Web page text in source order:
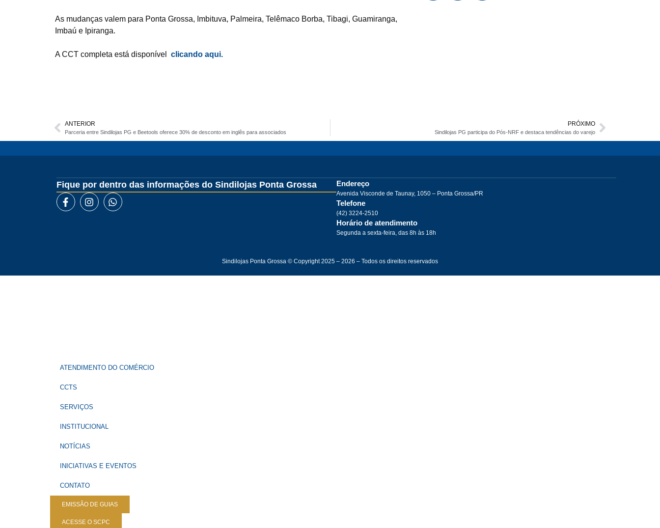
As mudanças valem para Ponta Grossa, Imbituva, Palmeira, Telêmaco Borba, Tibagi, Guamiranga,
Imbaú e Ipiranga.
A CCT completa está disponível clicando aqui.
ANTERIOR
Parceria entre Sindilojas PG e Beetools oferece 30% de desconto em inglês para associados
PRÓXIMO
Sindilojas PG participa do Pós-NRF e destaca tendências do varejo
Fique por dentro das informações do Sindilojas Ponta Grossa Endereço
Avenida Visconde de Taunay, 1050 – Ponta Grossa/PR
Telefone
(42) 3224-2510
Horário de atendimento
Segunda a sexta-feira, das 8h às 18h
Sindilojas Ponta Grossa © Copyright 2025 – 2026 – Todos os direitos reservados
ATENDIMENTO DO COMÉRCIO
CCTS
SERVIÇOS
INSTITUCIONAL
NOTÍCIAS
INICIATIVAS E EVENTOS
CONTATO
EMISSÃO DE GUIAS
ACESSE O SCPC